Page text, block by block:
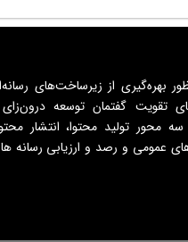
بهره‌گیری از زیرساخت‌های
تقویت گفتمان توسعه
سه محور تولید محتوا، انتشار
عمومی و رصد و ارزیابی رسانه ها